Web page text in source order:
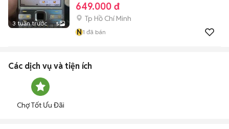
3 tuần trước 5
649.000 đ
Tp Hồ Chí Minh
N1 đã bán
Các dịch vụ và tiện ích
Chợ Tốt Ưu Đãi